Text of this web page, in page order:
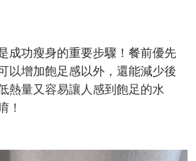
成功瘦身的重要步驟！餐前優先
以增加飽足感以外，還能減少後
熱量又容易讓人感到飽足的水
！